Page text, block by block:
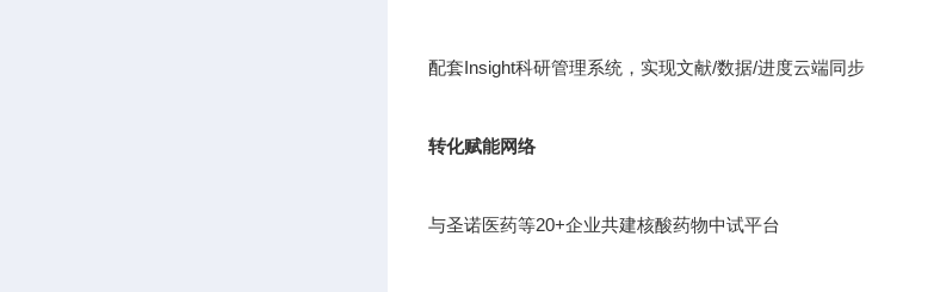
配套Insight科研管理系统，实现文献/数据/进度云端同步
转化赋能网络
与圣诺医药等20+企业共建核酸药物中试平台